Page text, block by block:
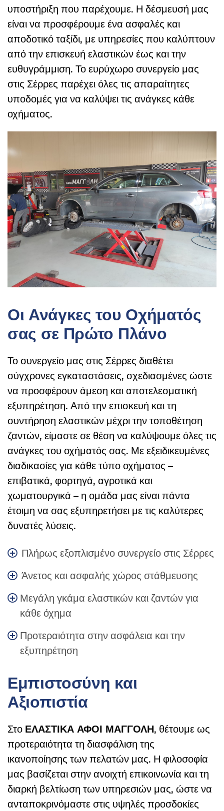
υποστήριξη που παρέχουμε. Η δέσμευσή μας
είναι να προσφέρουμε ένα ασφαλές και
αποδοτικό ταξίδι, με υπηρεσίες που καλύπτουν
από την επισκευή ελαστικών έως και την
ευθυγράμμιση. Το ευρύχωρο συνεργείο μας
στις Σέρρες παρέχει όλες τις απαραίτητες
υποδομές για να καλύψει τις ανάγκες κάθε
οχήματος.
Οι Ανάγκες του Οχήματός
σας σε Πρώτο Πλάνο
Το συνεργείο μας στις Σέρρες διαθέτει
σύγχρονες εγκαταστάσεις, σχεδιασμένες ώστε
να προσφέρουν άμεση και αποτελεσματική
εξυπηρέτηση. Από την επισκευή και τη
συντήρηση ελαστικών μέχρι την τοποθέτηση
ζαντών, είμαστε σε θέση να καλύψουμε όλες τις
ανάγκες του οχήματός σας. Με εξειδικευμένες
διαδικασίες για κάθε τύπο οχήματος –
επιβατικά, φορτηγά, αγροτικά και
χωματουργικά – η ομάδα μας είναι πάντα
έτοιμη να σας εξυπηρετήσει με τις καλύτερες
δυνατές λύσεις.
Πλήρως εξοπλισμένο συνεργείο στις Σέρρες
Άνετος και ασφαλής χώρος στάθμευσης
Μεγάλη γκάμα ελαστικών και ζαντών για
κάθε όχημα
Προτεραιότητα στην ασφάλεια και την
εξυπηρέτηση
Εμπιστοσύνη και
Αξιοπιστία
Στο ΕΛΑΣΤΙΚΑ ΑΦΟΙ ΜΑΓΓΟΛΗ, θέτουμε ως
προτεραιότητα τη διασφάλιση της
ικανοποίησης των πελατών μας. Η φιλοσοφία
μας βασίζεται στην ανοιχτή επικοινωνία και τη
διαρκή βελτίωση των υπηρεσιών μας, ώστε να
ανταποκρινόμαστε στις υψηλές προσδοκίες